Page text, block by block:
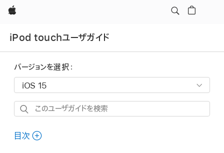
Apple
iPod touchユーザガイド
バージョンを選択：
こ
ユ
目次